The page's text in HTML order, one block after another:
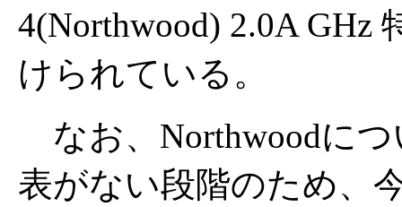
4(Northwood) 2.0A GHz
けられている。
なお、Northwoodに
表がない段階のため、